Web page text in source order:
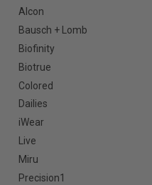
Alcon
Bausch + Lomb
Biofinity
Biotrue
Colored
Dailies
iWear
Live
Miru
Precision1